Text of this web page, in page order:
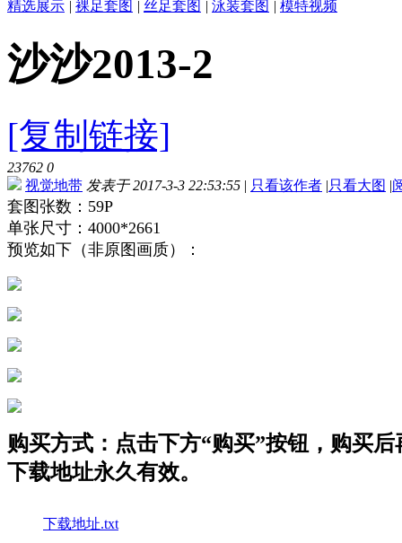
精选展示 | 裸足套图 | 丝足套图 | 泳装套图 | 模特视频
沙沙2013-2
[复制链接]
23762 0
视觉地带 发表于 2017-3-3 22:53:55 | 只看该作者 |只看大图 |
套图张数：59P
单张尺寸：4000*2661
预览如下（非原图画质）：
购买方式：点击下方“购买”按钮，购买
下载地址永久有效。
下载地址.txt